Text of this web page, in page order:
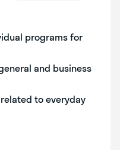
programs for
and business
to everyday